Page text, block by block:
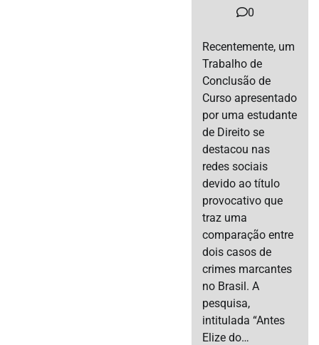
0
Recentemente, um
Trabalho de
Conclusão de
Curso apresentado
por uma estudante
de Direito se
destacou nas
redes sociais
devido ao título
provocativo que
traz uma
comparação entre
dois casos de
crimes marcantes
no Brasil. A
pesquisa,
intitulada “Antes
Elize do…